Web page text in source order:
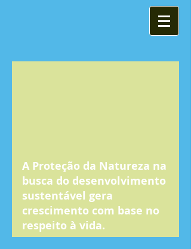
A Proteção da Natureza na
busca do desenvolvimento
sustentável gera
crescimento com base no
respeito à vida.